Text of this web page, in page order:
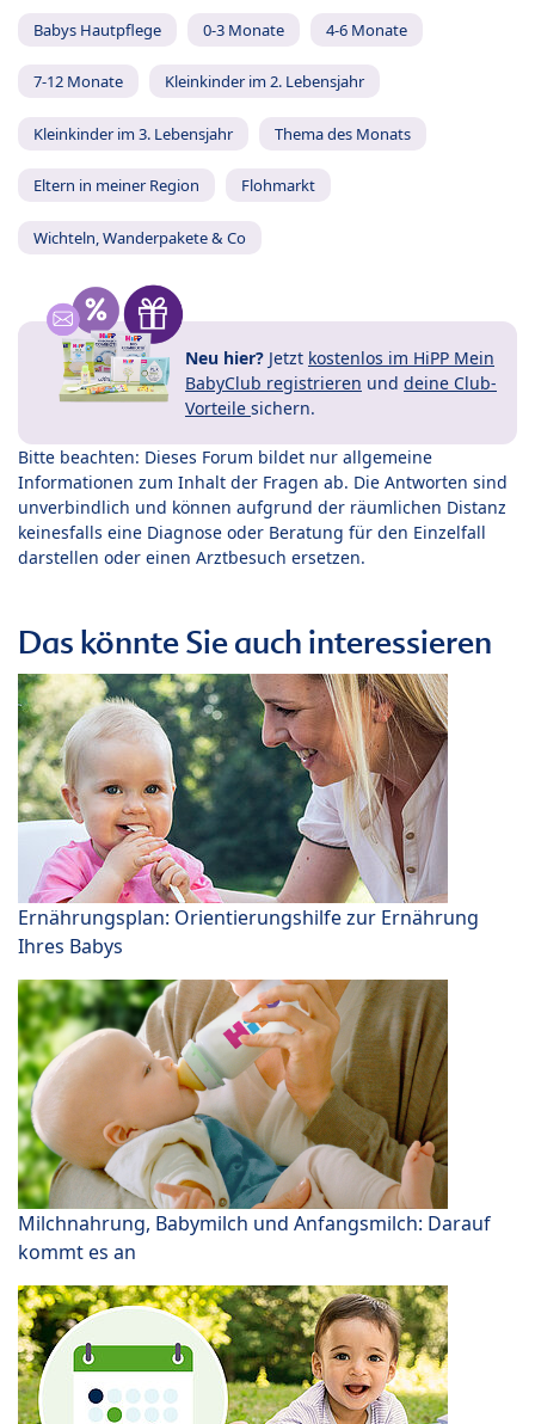
Babys Hautpflege 0-3 Monate 4-6 Monate
7-12 Monate Kleinkinder im 2. Lebensjahr
Kleinkinder im 3. Lebensjahr Thema des Monats
Eltern in meiner Region Flohmarkt
Wichteln, Wanderpakete & Co
Neu hier? Jetzt kostenlos im HiPP Mein
BabyClub registrieren und deine Club-
Vorteile sichern.
Bitte beachten: Dieses Forum bildet nur allgemeine
Informationen zum Inhalt der Fragen ab. Die Antworten sind
unverbindlich und können aufgrund der räumlichen Distanz
keinesfalls eine Diagnose oder Beratung für den Einzelfall
darstellen oder einen Arztbesuch ersetzen.
Das könnte Sie auch interessieren
Ernährungsplan: Orientierungshilfe zur Ernährung
Ihres Babys
Milchnahrung, Babymilch und Anfangsmilch: Darauf
kommt es an